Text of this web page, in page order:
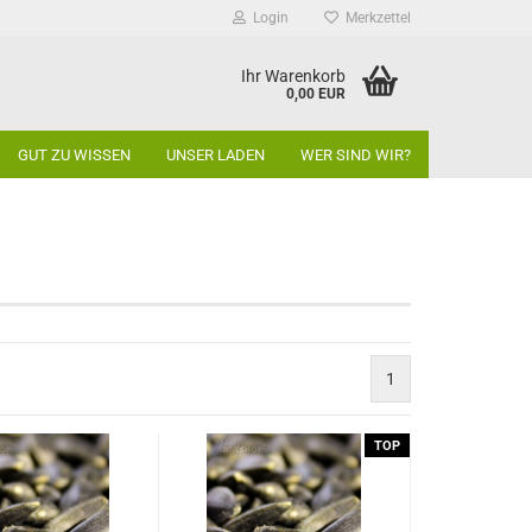
Login Merkzettel
Ihr Warenkorb
0,00 EUR
GUT ZU WISSEN UNSER LADEN WER SIND WIR?
1
TOP